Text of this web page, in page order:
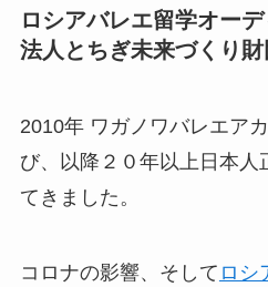
ロシアバレエ留学オー
法人とちぎ未来づくり
2010年 ワガノワバレエア
び、以降２０年以上日本人
てきました。
コロナの影響、そして ロシ